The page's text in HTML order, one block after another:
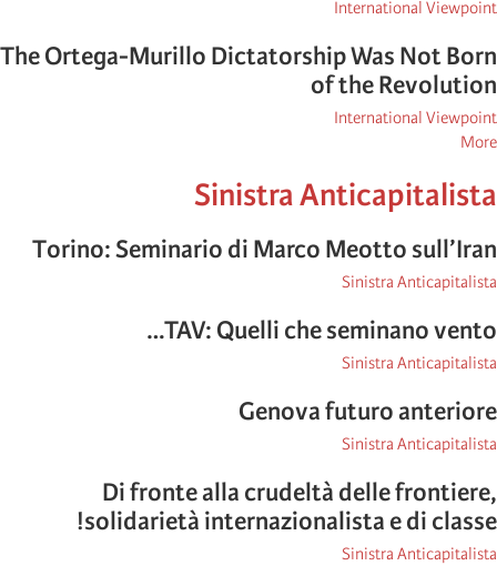
International Viewpoint
The Ortega-Murillo Dictatorship Was Not Born
of the Revolution
International Viewpoint
More
International
Viewpoint
Sinistra Anticapitalista
Torino: Seminario di Marco Meotto sull’Iran
Sinistra Anticapitalista
TAV: Quelli che seminano vento…
Sinistra Anticapitalista
Genova futuro anteriore
Sinistra Anticapitalista
Di fronte alla crudeltà delle frontiere,
solidarietà internazionalista e di classe!
Sinistra Anticapitalista